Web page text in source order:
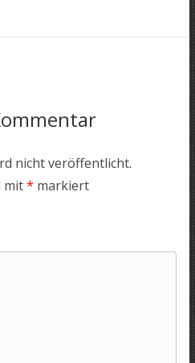
nicht veröffentlicht.
mit* markiert